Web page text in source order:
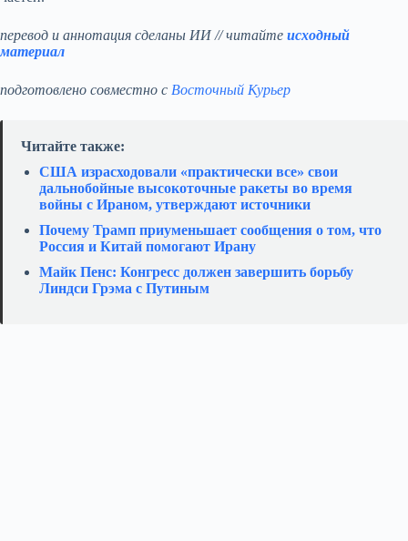
перевод и аннотация сделаны ИИ // читайте исходный
материал
подготовлено совместно с Восточный Курьер
Читайте также:
США израсходовали «практически все» свои
дальнобойные высокоточные ракеты во время
войны с Ираном, утверждают источники
Почему Трамп приуменьшает сообщения о том, что
Россия и Китай помогают Ирану
Майк Пенс: Конгресс должен завершить борьбу
Линдси Грэма с Путиным